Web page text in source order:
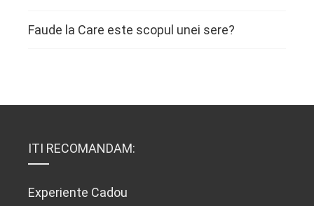
Faude la Care este scopul unei sere?
ITI RECOMANDAM:
Experiente Cadou